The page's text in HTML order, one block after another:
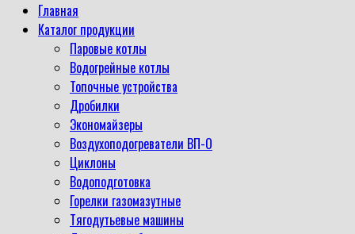
Главная
Каталог продукции
Паровые котлы
Водогрейные котлы
Топочные устройства
Дробилки
Экономайзеры
Воздухоподогреватели ВП-О
Циклоны
Водоподготовка
Горелки газомазутные
Тягодутьевые машины